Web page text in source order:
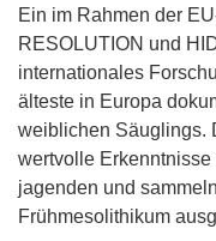
Ein im Rahmen der
RESOLUTION und
internationales
älteste in Europa
weiblichen Säuglings.
wertvolle
jagenden und
Frühmesolithikum